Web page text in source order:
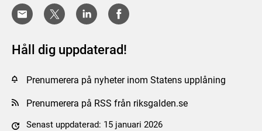
Håll dig uppdaterad!
Prenumerera på nyheter inom Statens upplåning
Prenumerera på RSS från riksgalden.se
Senast uppdaterad: 15 januari 2026